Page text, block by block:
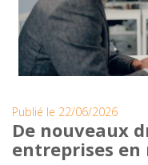
Publié le 22/06/2026
De nouveaux
entreprises